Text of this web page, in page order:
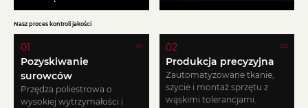
Nasz proces kontroli jakości
01
01
Pozyskiwanie
surowców
Przędza poliestrowa o
wysokiej wytrzymałości i
02
02
Produkcja precyzyjna
Zautomatyzowane tkanie,
szycie i montaż sprzętu z
wąskimi tolerancjami.